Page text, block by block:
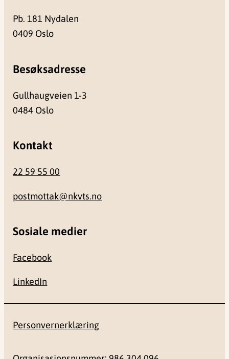
Pb. 181 Nydalen
0409 Oslo
Besøksadresse
Gullhaugveien 1-3
0484 Oslo
Kontakt
22 59 55 00
postmottak@nkvts.no
Sosiale medier
Facebook
LinkedIn
Personvernerklæring